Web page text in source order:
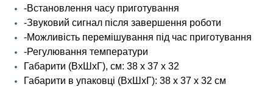
-Встановлення часу приготування
-Звуковий сигнал після завершення роботи
-Можливість перемішування під час приготування
-Регулювання температури
Габарити (ВхШхГ), см: 38 х 37 х 32
Габарити в упаковці (ВхШхГ): 38 х 37 х 32 см